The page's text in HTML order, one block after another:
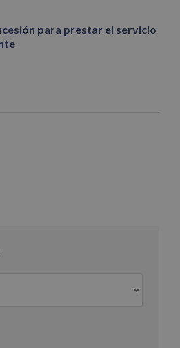
para prestar el servicio